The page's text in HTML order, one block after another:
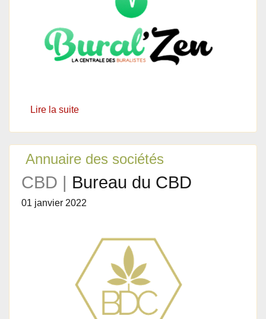
Lire la suite
Annuaire des sociétés
CBD | Bureau du CBD
01 janvier 2022